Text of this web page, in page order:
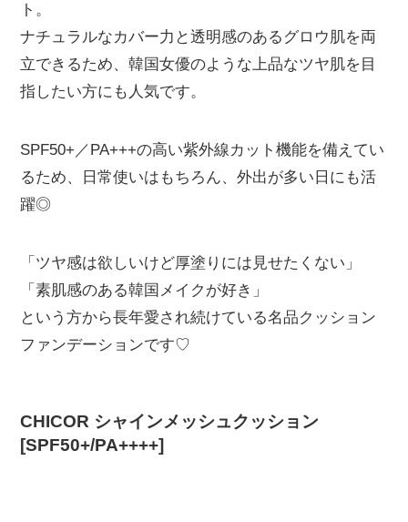
ト。
ナチュラルなカバー力と透明感のあるグロウ肌を両
立できるため、韓国女優のような上品なツヤ肌を目
指したい方にも人気です。
SPF50+／PA+++の高い紫外線カット機能を備えてい
るため、日常使いはもちろん、外出が多い日にも活
躍◎
「ツヤ感は欲しいけど厚塗りには見せたくない」
「素肌感のある韓国メイクが好き」
という方から長年愛され続けている名品クッション
ファンデーションです♡
CHICOR シャインメッシュクッション
[SPF50+/PA++++]